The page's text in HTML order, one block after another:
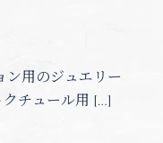
ン用のジュエリー
クチュール用 […]